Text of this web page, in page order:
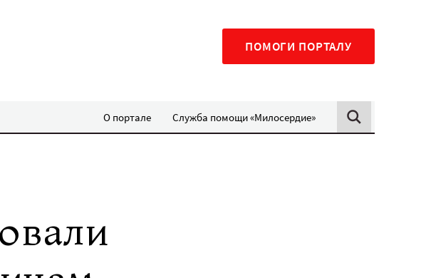
ПОМОГИ ПОРТАЛУ
О портале Служба помощи «Милосердие»